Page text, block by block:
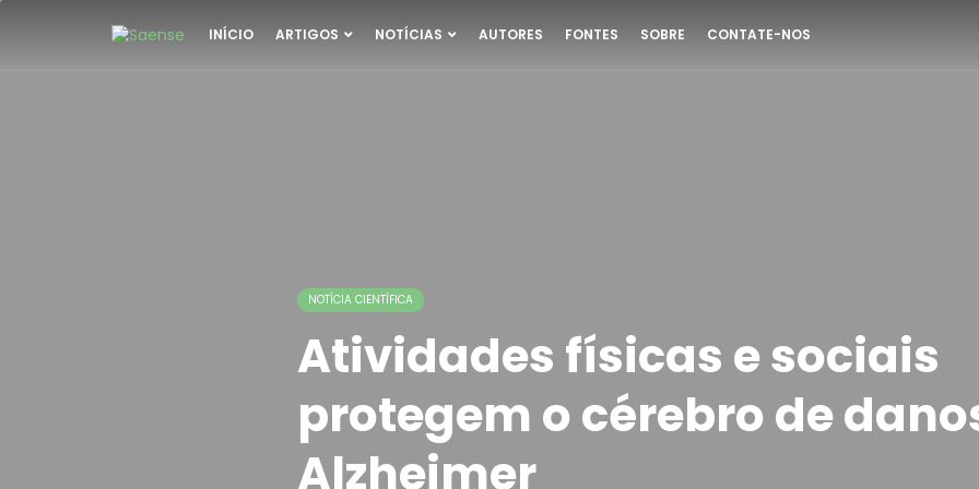
INÍCIO ARTIGOS NOTÍCIAS AUTORES FONTES SOBRE CONTATE-NOS
NOTÍCIA CIENTÍFICA
Atividades físicas e sociais
protegem o cérebro de
Alzheimer